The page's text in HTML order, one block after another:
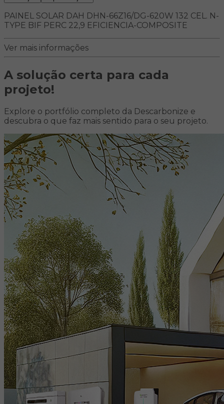
PAINEL SOLAR DAH DHN-66Z16/DG-620W 132 CEL. N-
TYPE BIF PERC 22,9 EFICIENCIA-COMPOSITE
Ver mais informações
A solução certa para cada
projeto!
Explore o portfólio completo da Descarbonize e
descubra o que faz mais sentido para o seu projeto.